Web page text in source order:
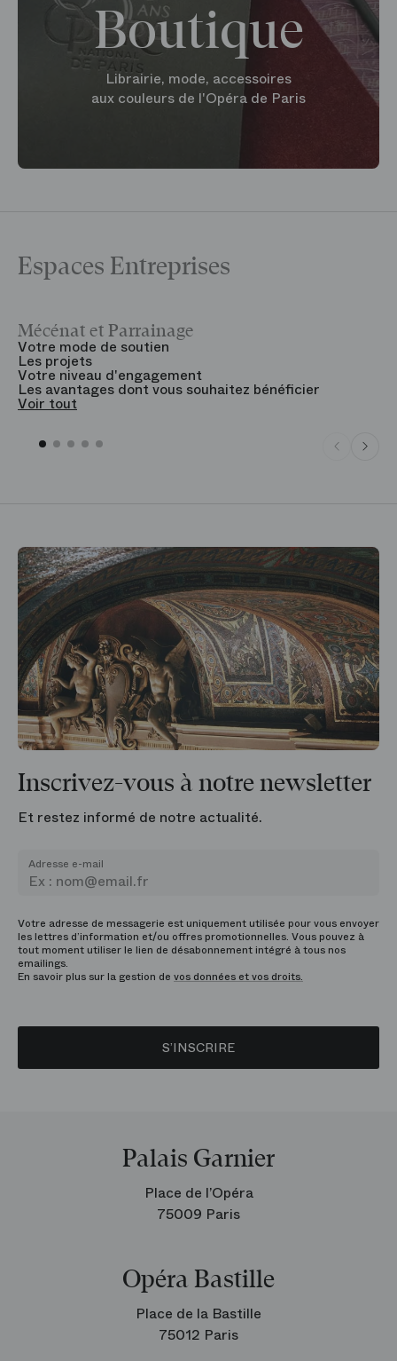
Boutique
Librairie, mode, accessoires
aux couleurs de l'Opéra de Paris
Espaces Entreprises
Mécénat et Parrainage
Votre mode de soutien
Les projets
Votre niveau d'engagement
Les avantages dont vous souhaitez bénéficier
Voir tout
Inscrivez-vous à notre newsletter
Et restez informé de notre actualité.
Adresse e-mail
Votre adresse de messagerie est uniquement utilisée pour vous envoyer
les lettres d’information et/ou offres promotionnelles. Vous pouvez à
tout moment utiliser le lien de désabonnement intégré à tous nos
emailings.
En savoir plus sur la gestion de vos données et vos droits.
S’INSCRIRE
Palais Garnier
Place de l’Opéra
75009 Paris
Opéra Bastille
Place de la Bastille
75012 Paris